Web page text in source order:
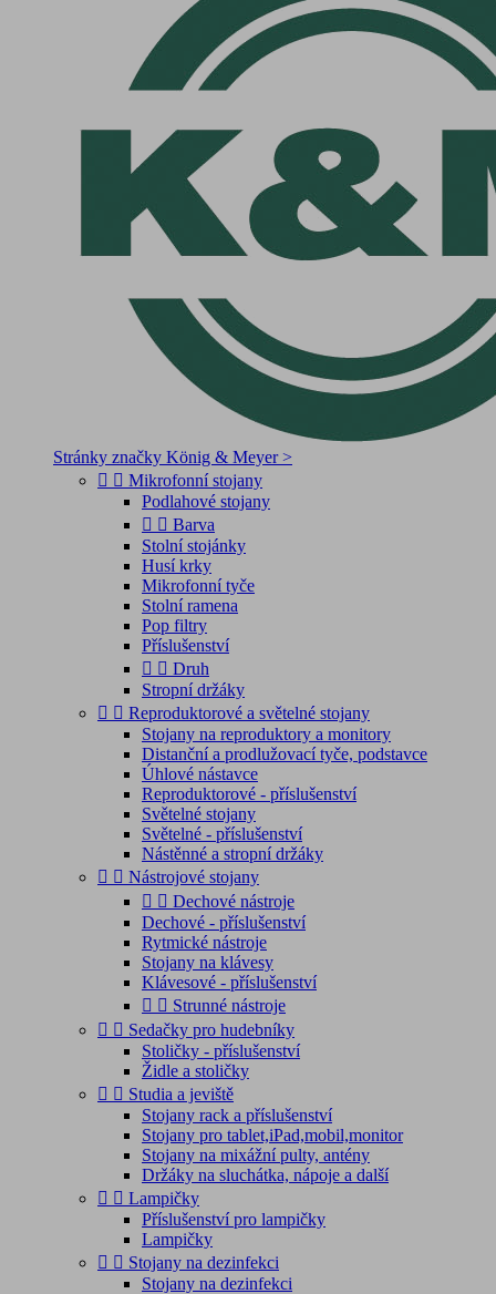
Stránky značky König & Meyer >
  Mikrofonní stojany
Podlahové stojany
  Barva
Stolní stojánky
Husí krky
Mikrofonní tyče
Stolní ramena
Pop filtry
Příslušenství
  Druh
Stropní držáky
  Reproduktorové a světelné stojany
Stojany na reproduktory a monitory
Distanční a prodlužovací tyče, podstavce
Úhlové nástavce
Reproduktorové - příslušenství
Světelné stojany
Světelné - příslušenství
Nástěnné a stropní držáky
  Nástrojové stojany
  Dechové nástroje
Dechové - příslušenství
Rytmické nástroje
Stojany na klávesy
Klávesové - příslušenství
  Strunné nástroje
  Sedačky pro hudebníky
Stoličky - příslušenství
Židle a stoličky
  Studia a jeviště
Stojany rack a příslušenství
Stojany pro tablet,iPad,mobil,monitor
Stojany na mixážní pulty, antény
Držáky na sluchátka, nápoje a další
  Lampičky
Příslušenství pro lampičky
Lampičky
  Stojany na dezinfekci
Stojany na dezinfekci